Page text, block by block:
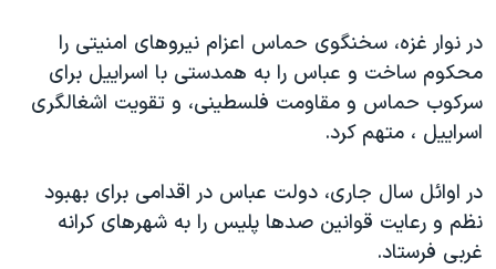
آرشیو پخش زنده
مجموعه مستندهای دادخواهی
تریبونال مردمی آبان ۹۸
دادگاه حمید نوری
قانون شفافیت دارائی کادر رهبری ایران
اعتراضات مردمی آبان ۹۸
در نوار غزه، سخنگوی حماس اعزام نیروهای امنیتی را
محکوم ساخت و عباس را به همدستی با اسراییل برای
سرکوب حماس و مقاومت فلسطینی، و تقویت اشغالگری
اسراییل ، متهم کرد.
در اوائل سال جاری، دولت عباس در اقدامی برای بهبود
نظم و رعایت قوانین صدها پلیس را به شهرهای کرانه
غربی فرستاد.